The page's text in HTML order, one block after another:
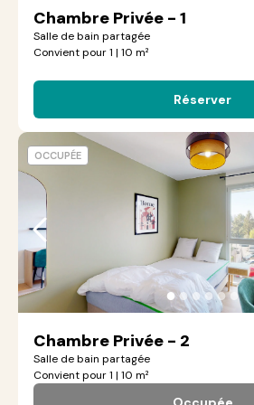
Chambre Privée - 1
Salle de bain partagée
Convient pour 1 | 10 m²
Réserver
●●●●●●
Chambre Privée - 2
Salle de bain partagée
Convient pour 1 | 10 m²
OCCUPÉE